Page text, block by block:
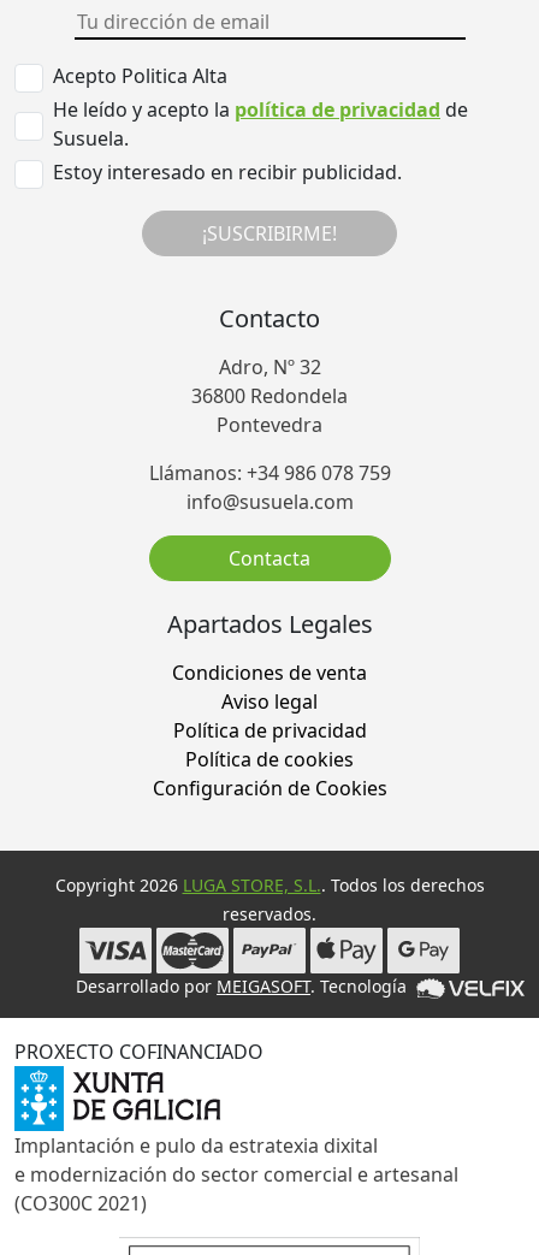
Acepto Politica Alta
He leído y acepto la política de privacidad de
Susuela.
Estoy interesado en recibir publicidad.
¡SUSCRIBIRME!
Contacto
Adro, Nº 32
36800 Redondela
Pontevedra
Llámanos: +34 986 078 759
info@susuela.com
Contacta
Apartados Legales
Condiciones de venta
Aviso legal
Política de privacidad
Política de cookies
Configuración de Cookies
Copyright 2026 LUGA STORE, S.L.. Todos los derechos
reservados.
Desarrollado por MEIGASOFT. Tecnología
PROXECTO COFINANCIADO
Implantación e pulo da estratexia dixital
e modernización do sector comercial e artesanal
(CO300C 2021)